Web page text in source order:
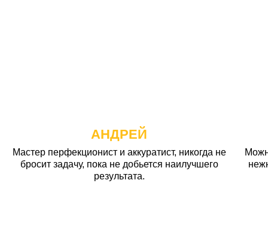
АНДРЕЙ
Мастер перфекционист и аккуратист, никогда не
бросит задачу, пока не добьется наилучшего
результата.